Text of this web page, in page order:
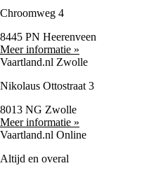
Chroomweg 4
8445 PN Heerenveen
Meer informatie »
Vaartland.nl Zwolle
Nikolaus Ottostraat 3
8013 NG Zwolle
Meer informatie »
Vaartland.nl Online
Altijd en overal